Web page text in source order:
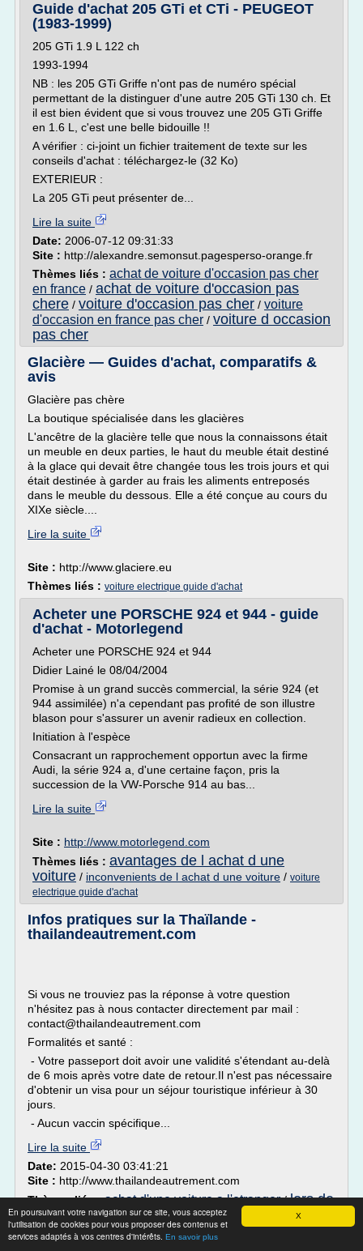
X
En poursuivant votre navigation sur ce site, vous acceptez
l'utilisation de cookies pour vous proposer des contenus et
services adaptés à vos centres d'intérêts. En savoir plus
Guide d'achat 205 GTi et CTi - PEUGEOT
(1983-1999)
205 GTi 1.9 L 122 ch
1993-1994
NB : les 205 GTi Griffe n'ont pas de numéro spécial
permettant de la distinguer d'une autre 205 GTi 130 ch. Et
il est bien évident que si vous trouvez une 205 GTi Griffe
en 1.6 L, c'est une belle bidouille !!
A vérifier : ci-joint un fichier traitement de texte sur les
conseils d'achat : téléchargez-le (32 Ko)
EXTERIEUR :
La 205 GTi peut présenter de...
Lire la suite
Date: 2006-07-12 09:31:33
Site : http://alexandre.semonsut.pagesperso-orange.fr
Thèmes liés : achat de voiture d'occasion pas cher
en france / achat de voiture d'occasion pas
chere / voiture d'occasion pas cher / voiture
d'occasion en france pas cher / voiture d occasion
pas cher
Glacière — Guides d'achat, comparatifs &
avis
Glacière pas chère
La boutique spécialisée dans les glacières
L'ancêtre de la glacière telle que nous la connaissons était
un meuble en deux parties, le haut du meuble était destiné
à la glace qui devait être changée tous les trois jours et qui
était destinée à garder au frais les aliments entreposés
dans le meuble du dessous. Elle a été conçue au cours du
XIXe siècle....
Lire la suite
Site : http://www.glaciere.eu
Thèmes liés : voiture electrique guide d'achat
Acheter une PORSCHE 924 et 944 - guide
d'achat - Motorlegend
Acheter une PORSCHE 924 et 944
Didier Lainé le 08/04/2004
Promise à un grand succès commercial, la série 924 (et
944 assimilée) n'a cependant pas profité de son illustre
blason pour s'assurer un avenir radieux en collection.
Initiation à l'espèce
Consacrant un rapprochement opportun avec la firme
Audi, la série 924 a, d'une certaine façon, pris la
succession de la VW-Porsche 914 au bas...
Lire la suite
Site : http://www.motorlegend.com
Thèmes liés : avantages de l achat d une
voiture / inconvenients de l achat d une voiture / voiture
electrique guide d'achat
Infos pratiques sur la Thaïlande -
thailandeautrement.com
Si vous ne trouviez pas la réponse à votre question
n'hésitez pas à nous contacter directement par mail :
contact@thailandeautrement.com
Formalités et santé :
- Votre passeport doit avoir une validité s'étendant au-delà
de 6 mois après votre date de retour.Il n'est pas nécessaire
d'obtenir un visa pour un séjour touristique inférieur à 30
jours.
- Aucun vaccin spécifique...
Lire la suite
Date: 2015-04-30 03:41:21
Site : http://www.thailandeautrement.com
Thèmes liés :achat d'une voiture a l'etranger/lors de
l achat d une voiture/voiture electrique guide d'achat
Vélo couché France : location vente